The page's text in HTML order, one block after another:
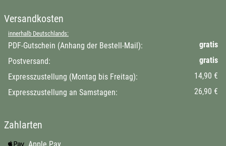
Versandkosten
innerhalb Deutschlands:
PDF-Gutschein (Anhang der Bestell-Mail):
gratis
Postversand:
gratis
Expresszustellung (Montag bis Freitag):
14,90 €
Expresszustellung an Samstagen:
26,90 €
Zahlarten